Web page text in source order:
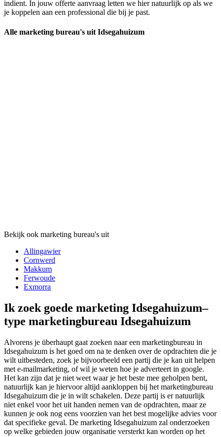
indient. In jouw offerte aanvraag letten we hier natuurlijk op als we
je koppelen aan een professional die bij je past.
Alle marketing bureau's uit Idsegahuizum
Bekijk ook marketing bureau's uit
Allingawier
Cornwerd
Makkum
Ferwoude
Exmorra
Ik zoek goede marketing Idsegahuizum–
type marketingbureau Idsegahuizum
Alvorens je überhaupt gaat zoeken naar een marketingbureau in
Idsegahuizum is het goed om na te denken over de opdrachten die je
wilt uitbesteden, zoek je bijvoorbeeld een partij die je kan uit helpen
met e-mailmarketing, of wil je weten hoe je adverteert in google.
Het kan zijn dat je niet weet waar je het beste mee geholpen bent,
natuurlijk kan je hiervoor altijd aankloppen bij het marketingbureau
Idsegahuizum die je in wilt schakelen. Deze partij is er natuurlijk
niet enkel voor het uit handen nemen van de opdrachten, maar ze
kunnen je ook nog eens voorzien van het best mogelijke advies voor
dat specifieke geval. De marketing Idsegahuizum zal onderzoeken
op welke gebieden jouw organisatie versterkt kan worden op het